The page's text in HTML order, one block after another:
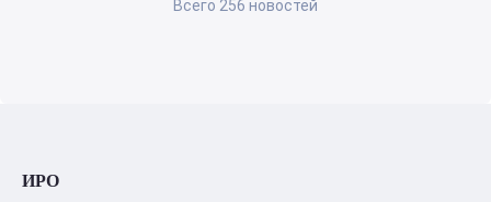
Всего 256 новостей
ИРО